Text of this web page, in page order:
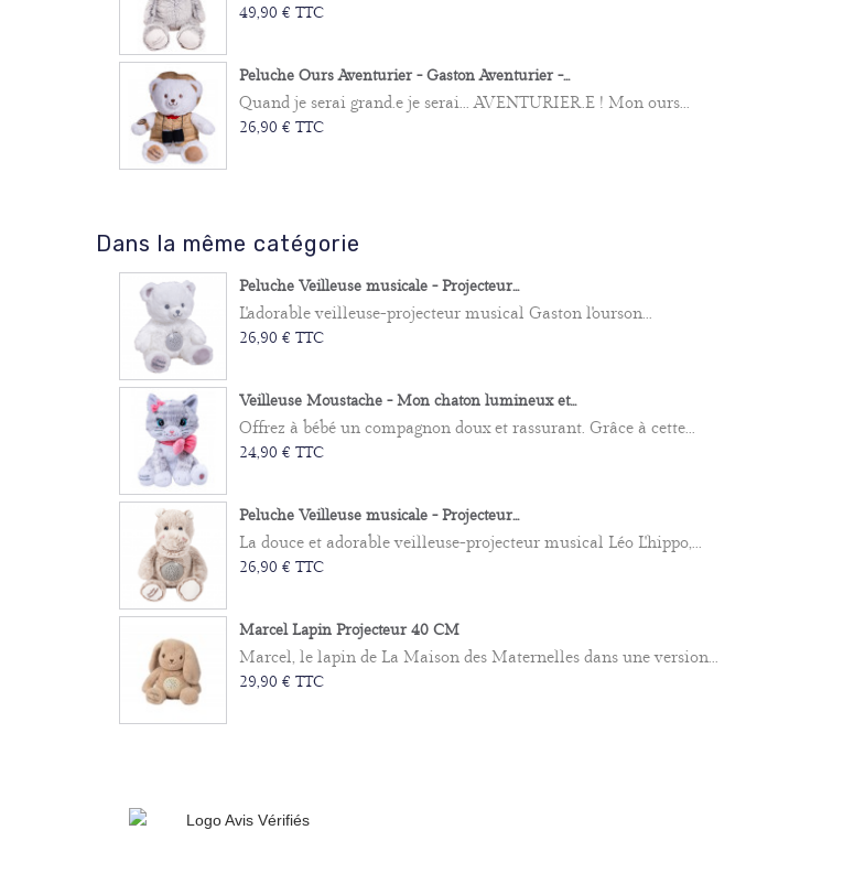
49,90 € TTC
Peluche Ours Aventurier - Gaston Aventurier -...
Quand je serai grand.e je serai... AVENTURIER.E ! Mon ours...
26,90 € TTC
Dans la même catégorie
Peluche Veilleuse musicale - Projecteur...
L'adorable veilleuse-projecteur musical Gaston l'ourson...
26,90 € TTC
Veilleuse Moustache - Mon chaton lumineux et...
Offrez à bébé un compagnon doux et rassurant. Grâce à cette...
24,90 € TTC
Peluche Veilleuse musicale - Projecteur...
La douce et adorable veilleuse-projecteur musical Léo L'hippo,...
26,90 € TTC
Marcel Lapin Projecteur 40 CM
Marcel, le lapin de La Maison des Maternelles dans une version...
29,90 € TTC